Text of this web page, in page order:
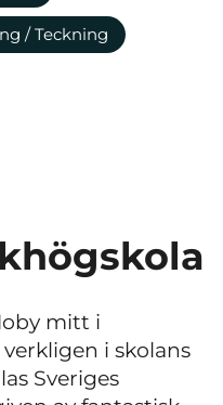
/ Teckning
mitt i
i skolans
Sveriges